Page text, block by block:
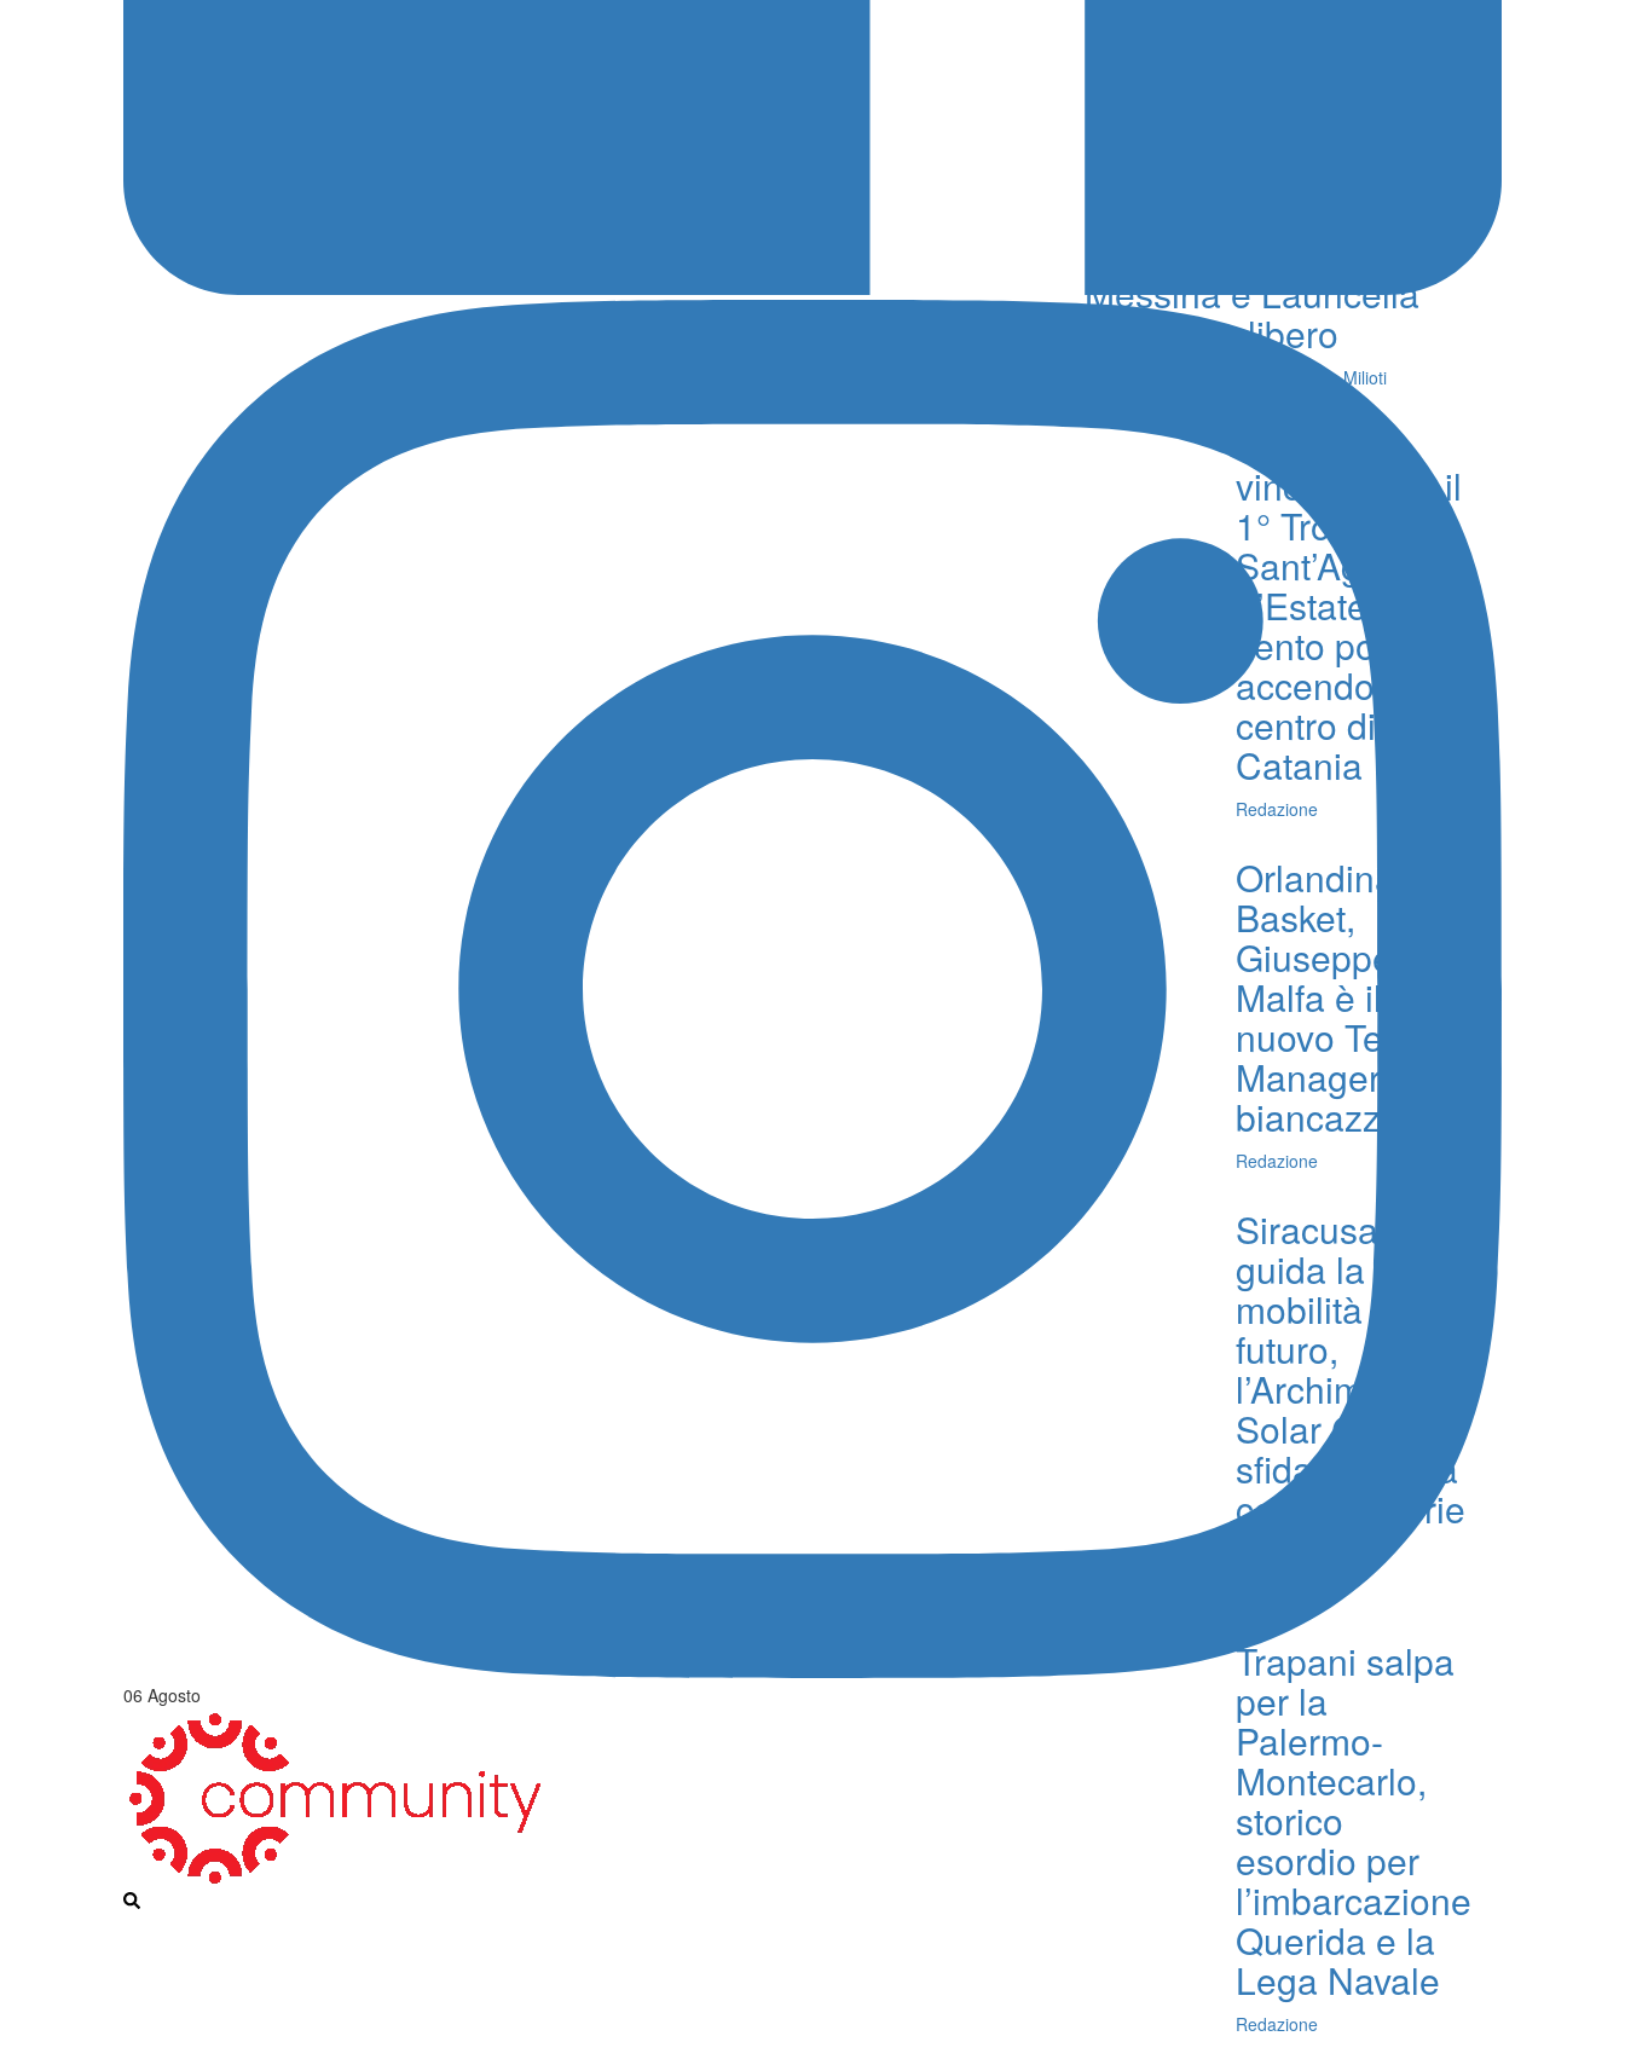
06 Agosto
Messina e Lauricella
nello stile libero
06 Agosto 2026 - 21:21 - Simone Milioti
Debutto
vincente per il
1° Trofeo
Sant’Agata
d’Estate, oltre
cento podisti
accendono il
centro di
Catania
Redazione
Orlandina
Basket,
Giuseppe La
Malfa è il
nuovo Team
Manager
biancazzurro
Redazione
Siracusa
guida la
mobilità del
futuro,
l’Archimede
Solar Car
sfida l’Europa
con le batterie
Trapani salpa
per la
Palermo-
Montecarlo,
storico
esordio per
l’imbarcazione
Querida e la
Lega Navale
Redazione